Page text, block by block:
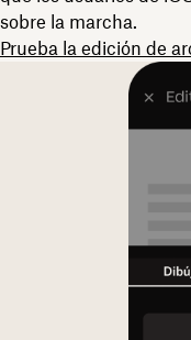
sobre la marcha.
Prueba la edición de